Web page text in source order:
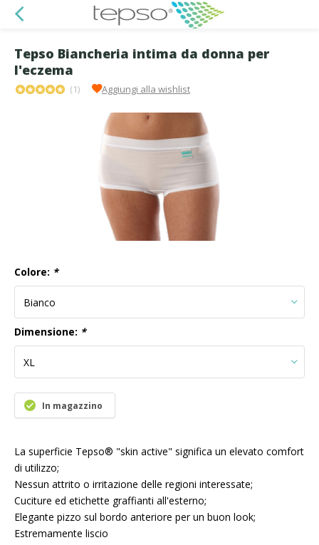
Tepso Biancheria intima da donna per
l'eczema
(1) Aggiungi alla wishlist
Colore: *
Dimensione: *
In magazzino
La superficie Tepso® "skin active" significa un elevato comfort
di utilizzo;
Nessun attrito o irritazione delle regioni interessate;
Cuciture ed etichette graffianti all'esterno;
Elegante pizzo sul bordo anteriore per un buon look;
Estremamente liscio